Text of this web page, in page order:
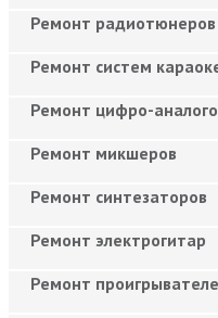
Ремонт радиотюнеров
Ремонт систем
Ремонт цифро-
Ремонт микшеров
Ремонт синтезаторов
Ремонт электрогитар
Ремонт